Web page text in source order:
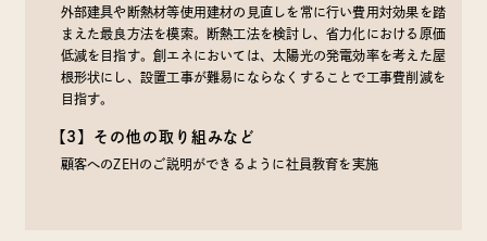
外部建具や断熱材等使用建材の見直しを常に行い費用対効果を踏
まえた最良方法を模索。断熱工法を検討し、省力化における原価
低減を目指す。創エネにおいては、太陽光の発電効率を考えた屋
根形状にし、設置工事が難易にならなくすることで工事費削減を
目指す。
【3】その他の取り組みなど
顧客へのZEHのご説明ができるように社員教育を実施